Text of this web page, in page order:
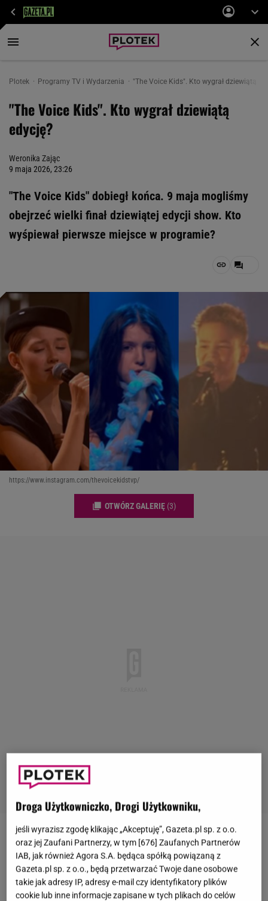
Plotek Programy TV i Wydarzenia "The Voice Kids". Kto wygrał dziewiątą
"The Voice Kids". Kto wygrał dziewiątą
edycję?
Weronika Zając
9 maja 2026, 23:26
"The Voice Kids" dobiegł końca. 9 maja mogliśmy
obejrzeć wielki finał dziewiątej edycji show. Kto
wyśpiewał pierwsze miejsce w programie?
https://www.instagram.com/thevoicekidstvp/
OTWÓRZ GALERIĘ (3)
"The Voice Kids"już na samym początku programu
dostarczył nam ogromnego napięcia.Cleonie mogła
powstrzymać łez i nerwów, podejmując kluczową
decyzję w sprawie uczestników, którzy starali się
Droga Użytkowniczko, Drogi Użytkowniku,
jeśli wyrazisz zgodę klikając „Akceptuję”, Gazeta.pl sp. z o.o.
oraz jej Zaufani Partnerzy, w tym [676] Zaufanych Partnerów
IAB, jak również Agora S.A. będąca spółką powiązaną z
Gazeta.pl sp. z o.o., będą przetwarzać Twoje dane osobowe
takie jak adresy IP, adresy e-mail czy identyfikatory plików
cookie lub inne informacje zapisane w tych plikach do celów